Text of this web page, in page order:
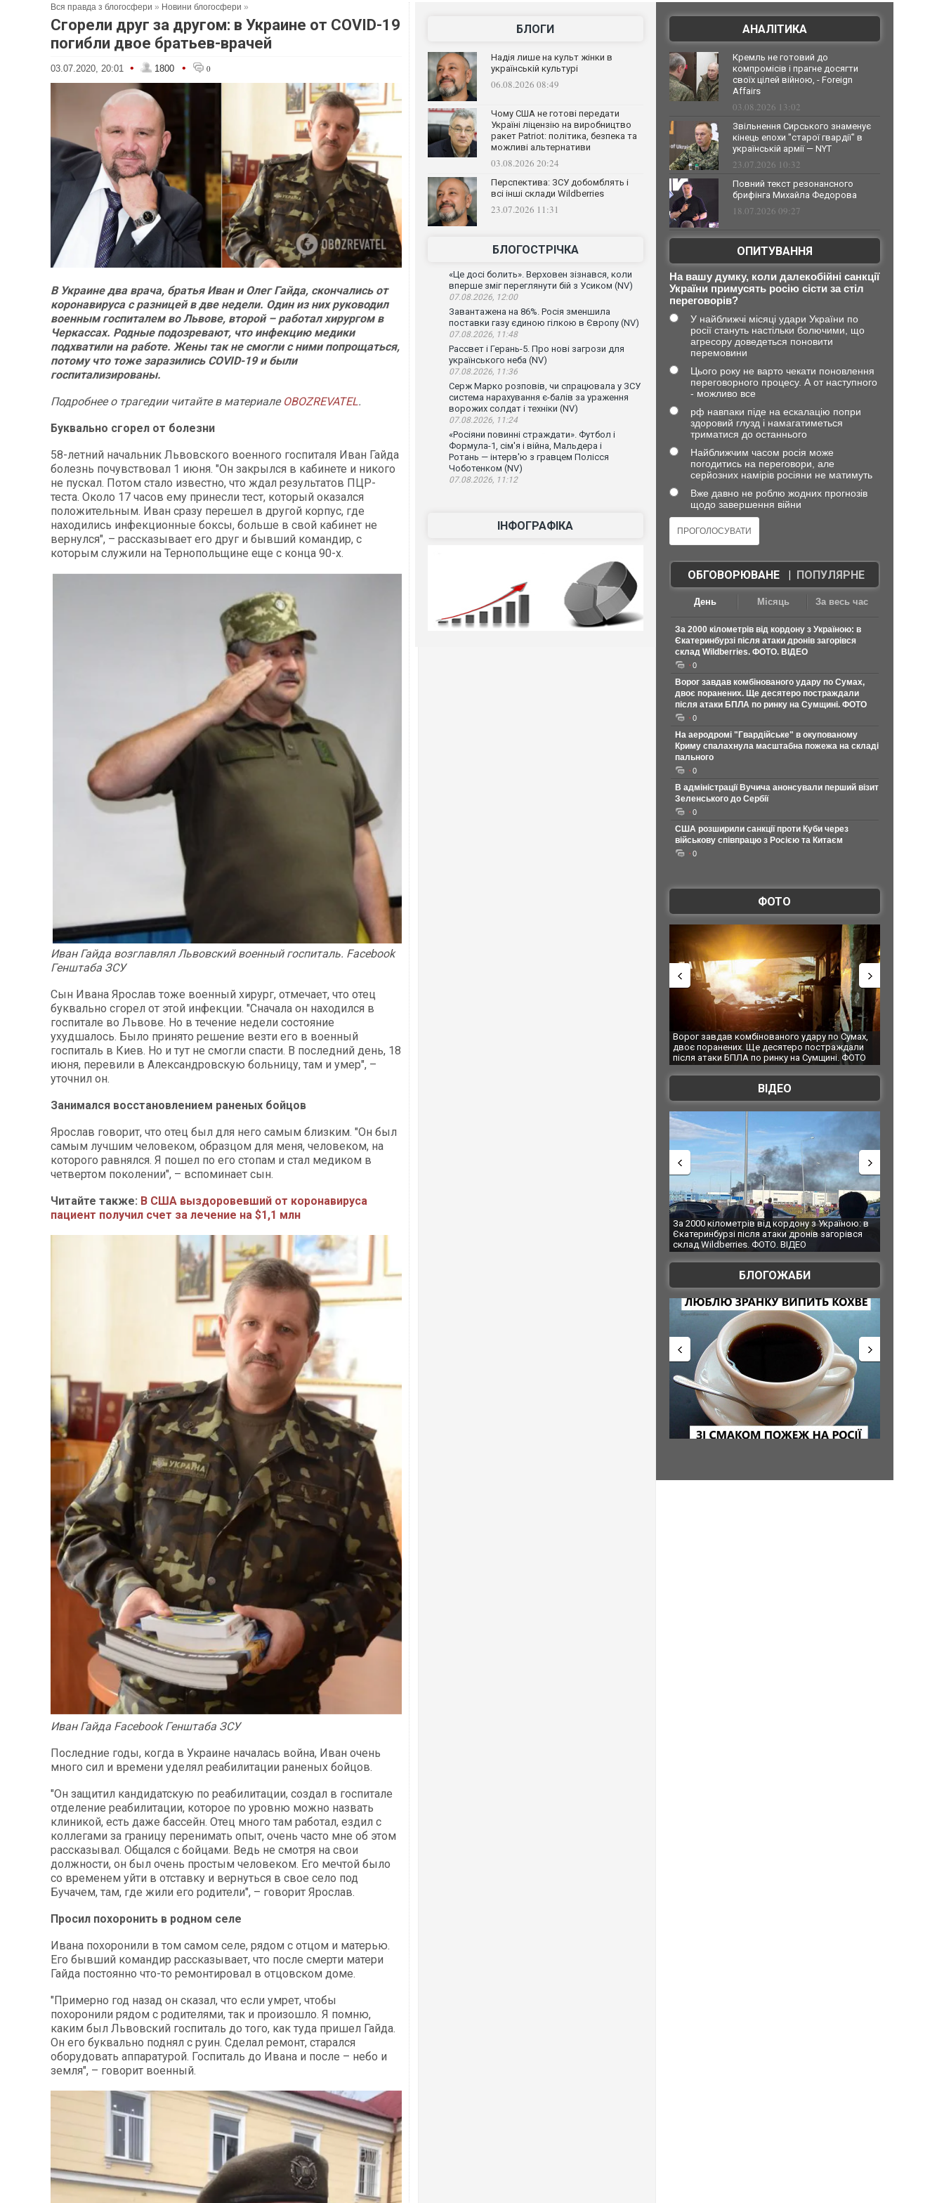
Вся правда з блогосфери » Новини блогосфери »
Сгорели друг за другом: в Украине от COVID-19
погибли двое братьев-врачей
03.07.2020, 20:01 • 1800 • 0
В Украине два врача, братья Иван и Олег Гайда, скончались от
коронавируса с разницей в две недели. Один из них руководил
военным госпиталем во Львове, второй – работал хирургом в
Черкассах. Родные подозревают, что инфекцию медики
подхватили на работе. Жены так не смогли с ними попрощаться,
потому что тоже заразились COVID-19 и были
госпитализированы.
Подробнее о трагедии читайте в материале OBOZREVATEL.
Буквально сгорел от болезни
58-летний начальник Львовского военного госпиталя Иван Гайда
болезнь почувствовал 1 июня. "Он закрылся в кабинете и никого
не пускал. Потом стало известно, что ждал результатов ПЦР-
теста. Около 17 часов ему принесли тест, который оказался
положительным. Иван сразу перешел в другой корпус, где
находились инфекционные боксы, больше в свой кабинет не
вернулся", – рассказывает его друг и бывший командир, с
которым служили на Тернопольщине еще с конца 90-х.
Иван Гайда возглавлял Львовский военный госпиталь. Facebook
Генштаба ЗСУ
Сын Ивана Ярослав тоже военный хирург, отмечает, что отец
буквально сгорел от этой инфекции. "Сначала он находился в
госпитале во Львове. Но в течение недели состояние
ухудшалось. Было принято решение везти его в военный
госпиталь в Киев. Но и тут не смогли спасти. В последний день, 18
июня, перевили в Александровскую больницу, там и умер", –
уточнил он.
Занимался восстановлением раненых бойцов
Ярослав говорит, что отец был для него самым близким. "Он был
самым лучшим человеком, образцом для меня, человеком, на
которого равнялся. Я пошел по его стопам и стал медиком в
четвертом поколении", – вспоминает сын.
Читайте также: В США выздоровевший от коронавируса
пациент получил счет за лечение на $1,1 млн
Иван Гайда Facebook Генштаба ЗСУ
Последние годы, когда в Украине началась война, Иван очень
много сил и времени уделял реабилитации раненых бойцов.
"Он защитил кандидатскую по реабилитации, создал в госпитале
отделение реабилитации, которое по уровню можно назвать
клиникой, есть даже бассейн. Отец много там работал, ездил с
коллегами за границу перенимать опыт, очень часто мне об этом
рассказывал. Общался с бойцами. Ведь не смотря на свои
должности, он был очень простым человеком. Его мечтой было
со временем уйти в отставку и вернуться в свое село под
Бучачем, там, где жили его родители", – говорит Ярослав.
Просил похоронить в родном селе
Ивана похоронили в том самом селе, рядом с отцом и матерью.
Его бывший командир рассказывает, что после смерти матери
Гайда постоянно что-то ремонтировал в отцовском доме.
"Примерно год назад он сказал, что если умрет, чтобы
похоронили рядом с родителями, так и произошло. Я помню,
каким был Львовский госпиталь до того, как туда пришел Гайда.
Он его буквально поднял с руин. Сделал ремонт, старался
оборудовать аппаратурой. Госпиталь до Ивана и после – небо и
земля", – говорит военный.
БЛОГИ
Надія лише на культ жінки в
українській культурі
06.08.2026 08:49
Чому США не готові передати
Україні ліцензію на виробництво
ракет Patriot: політика, безпека та
можливі альтернативи
03.08.2026 20:24
Перспектива: ЗСУ добомблять і
всі інші склади Wildberries
23.07.2026 11:31
БЛОГОСТРІЧКА
«Це досі болить». Верховен зізнався, коли
вперше зміг переглянути бій з Усиком (NV)
07.08.2026, 12:00
Завантажена на 86%. Росія зменшила
поставки газу єдиною гілкою в Європу (NV)
07.08.2026, 11:48
Рассвет і Герань-5. Про нові загрози для
українського неба (NV)
07.08.2026, 11:36
Серж Марко розповів, чи спрацювала у ЗСУ
система нарахування є-балів за ураження
ворожих солдат і техніки (NV)
07.08.2026, 11:24
«Росіяни повинні страждати». Футбол і
Формула-1, сім'я і війна, Мальдера і
Ротань — інтерв'ю з гравцем Полісся
Чоботенком (NV)
07.08.2026, 11:12
ІНФОГРАФІКА
АНАЛІТИКА
Кремль не готовий до
компромісів і прагне досягти
своїх цілей війною, - Foreign
Affairs
03.08.2026 13:02
Звільнення Сирського знаменує
кінець епохи "старої гвардії" в
українській армії — NYT
23.07.2026 10:32
Повний текст резонансного
брифінга Михайла Федорова
18.07.2026 09:27
ОПИТУВАННЯ
На вашу думку, коли далекобійні санкції
України примусять росію сісти за стіл
переговорів?
У найближчі місяці удари України по
росії стануть настільки болючими, що
агресору доведеться поновити
перемовини
Цього року не варто чекати поновлення
переговорного процесу. А от наступного
- можливо все
рф навпаки піде на ескалацію попри
здоровий глузд і намагатиметься
триматися до останнього
Найближчим часом росія може
погодитись на переговори, але
серйозних намірів росіяни не матимуть
Вже давно не роблю жодних прогнозів
щодо завершення війни
ОБГОВОРЮВАНЕ| ПОПУЛЯРНЕ
День Місяць За весь час
За 2000 кілометрів від кордону з Україною: в
Єкатеринбурзі після атаки дронів загорівся
склад Wildberries. ФОТО. ВІДЕО
0
Ворог завдав комбінованого удару по Сумах,
двоє поранених. Ще десятеро постраждали
після атаки БПЛА по ринку на Сумщині. ФОТО
0
На аеродромі "Гвардійське" в окупованому
Криму спалахнула масштабна пожежа на складі
пального
0
В адміністрації Вучича анонсували перший візит
Зеленського до Сербії
0
США розширили санкції проти Куби через
військову співпрацю з Росією та Китаєм
0
ФОТО
За 2000 кілометрів від кордону з Україною: в
Єкатеринбурзі після атаки дронів загорівся
склад Wildberries. ФОТО. ВІДЕО
ВІДЕО
В Таїланді футболіст загинув від удару
блискавки під час матчу: ще 12 людей
постраждали. ВІДЕО
БЛОГОЖАБИ